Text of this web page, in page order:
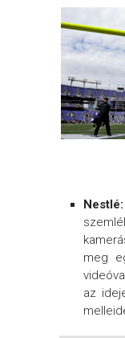
Nestlé:
meg
az